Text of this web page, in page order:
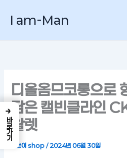
로
I am-Man
디올옴므코롱으로
담은 캘빈클라인
왈렛
글쓴이shop/2024년 06월 30일
→
바로가기